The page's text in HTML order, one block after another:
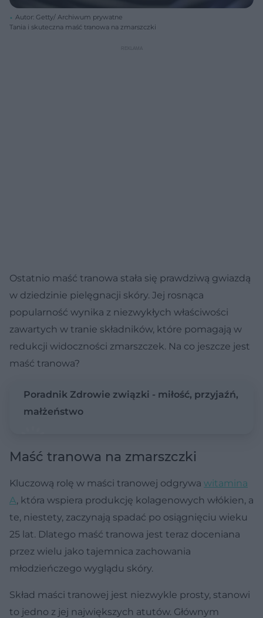
Autor: Getty/ Archiwum prywatne
Tania i skuteczna maść tranowa na zmarszczki
Ostatnio maść tranowa stała się prawdziwą gwiazdą
w dziedzinie pielęgnacji skóry. Jej rosnąca
popularność wynika z niezwykłych właściwości
zawartych w tranie składników, które pomagają w
redukcji widoczności zmarszczek. Na co jeszcze jest
maść tranowa?
Poradnik Zdrowie związki - miłość, przyjaźń,
małżeństwo
Maść tranowa na zmarszczki
Kluczową rolę w maści tranowej odgrywa witamina
A, która wspiera produkcję kolagenowych włókien, a
te, niestety, zaczynają spadać po osiągnięciu wieku
25 lat. Dlatego maść tranowa jest teraz doceniana
przez wielu jako tajemnica zachowania
młodzieńczego wyglądu skóry.
Skład maści tranowej jest niezwykle prosty, stanowi
to jedno z jej największych atutów. Głównym